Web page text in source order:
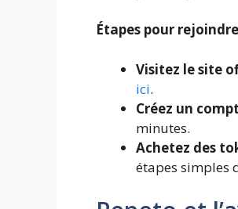
Étapes pour
Visitez le site
ici.
Créez un
minutes.
Achetez des
étapes simples